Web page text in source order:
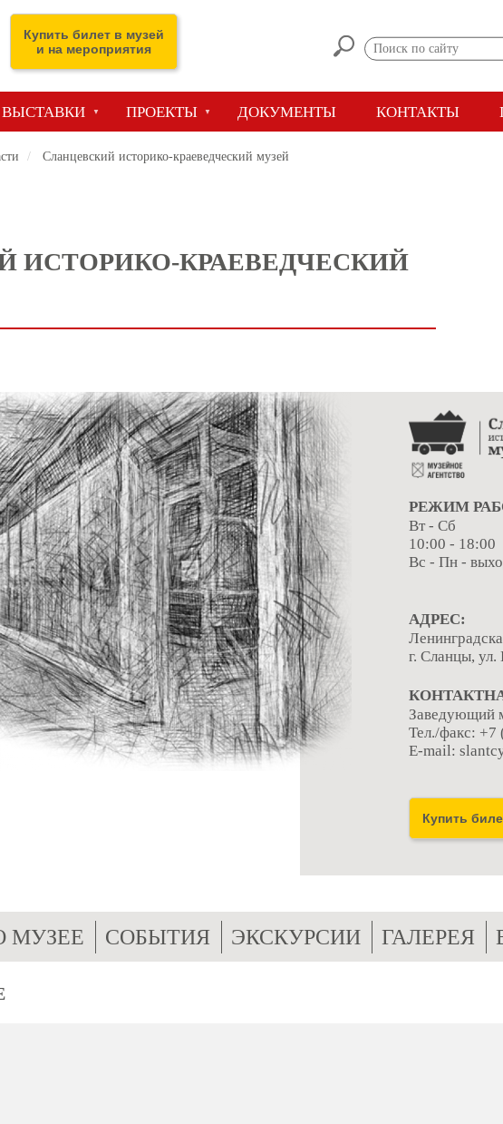
Купить билет в музей
и на мероприятия
ВЫСТАВКИ ПРОЕКТЫ ДОКУМЕНТЫ КОНТАКТЫ
Сланцевский историко-краеведческий музей
ИСТОРИКО-КРАЕВЕДЧЕСКИЙ
РЕЖИМ
Вт - Сб
10:00 - 18:00
Вс - Пн -
АДРЕС:
г. Сланцы,
Заведующий
Тел./факс: +7
E-mail:
Купить
МУЗЕЕ СОБЫТИЯ ЭКСКУРСИИ ГАЛЕРЕЯ